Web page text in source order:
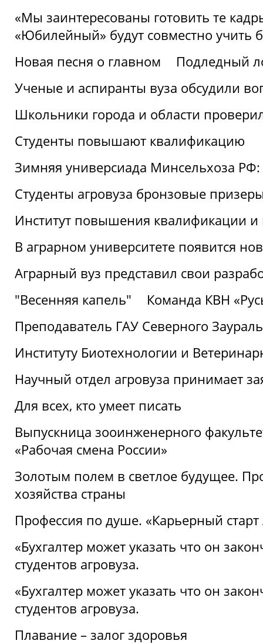
«Мы заинтересованы готовить те
«Юбилейный» будут совместно учить
Новая песня о главном
Подледный
Ученые и аспиранты вуза обсудили
Школьники города и области
Студенты повышают квалификацию
Зимняя универсиада Минсельхоза
Студенты агровуза бронзовые
Институт повышения квалификации и
В аграрном университете появится
Аграрный вуз представил свои
"Весенняя капель"
Команда КВН
Преподаватель ГАУ Северного
Институту Биотехнологии и
Научный отдел агровуза принимает
Для всех, кто умеет писать
Выпускница зооинженерного
«Рабочая смена России»
Золотым полем в светлое будущее.
хозяйства страны
Профессия по душе. «Карьерный
«Бухгалтер может указать что он
студентов агровуза.
«Бухгалтер может указать что он
студентов агровуза.
Плавание – залог здоровья